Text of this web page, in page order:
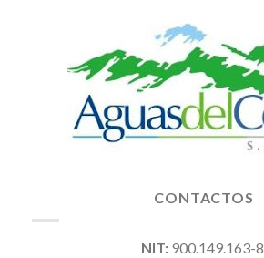
CONTACTOS
NIT: 900.149.163-8.